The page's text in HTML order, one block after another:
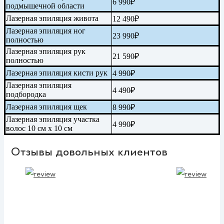
подмышечной области
Лазерная эпиляция живота
12 490₽
Лазерная эпиляция ног
полностью
23 990₽
Лазерная эпиляция рук
полностью
21 590₽
Лазерная эпиляция кисти рук 4 990₽
Лазерная эпиляция
подбородка
4 490₽
Лазерная эпиляция щек
8 990₽
Лазерная эпиляция участка
волос 10 см х 10 см
4 990₽
Отзывы довольных клиентов